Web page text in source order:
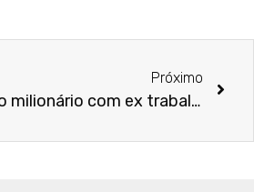
Próximo
Mulher que provou ter acordo para dividir prêmio milionário com ex trabalhava como faxineira quando viu resultado